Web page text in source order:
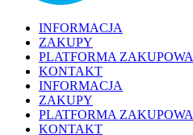
INFORMACJA
ZAKUPY
PLATFORMA ZAKUPOWA
KONTAKT
INFORMACJA
ZAKUPY
PLATFORMA ZAKUPOWA
KONTAKT